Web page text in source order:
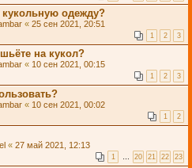
кукольную одежду?
« 25 сен 2021, 20:51
1 2 3
на кукол?
« 10 сен 2021, 00:15
1 2 3
« 10 сен 2021, 00:02
1 2
« 27 май 2021, 12:13
1 … 20 21 22 23